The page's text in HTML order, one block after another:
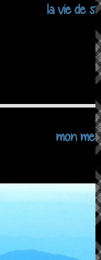
la vie de
mon mec